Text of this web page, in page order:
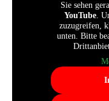
Sie sehen
YouTube.
zuzugreifen,
unten. Bitte